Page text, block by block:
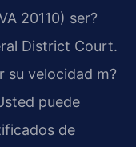
20110) ser?
District Court.
su velocidad m?
puede
de